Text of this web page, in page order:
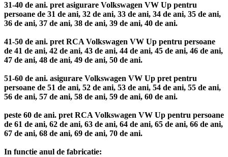
31-40 de ani. pret asigurare Volkswagen VW Up pentru
persoane de 31 de ani, 32 de ani, 33 de ani, 34 de ani, 35 de ani,
36 de ani, 37 de ani, 38 de ani, 39 de ani, 40 de ani.
41-50 de ani. pret RCA Volkswagen VW Up pentru persoane
de 41 de ani, 42 de ani, 43 de ani, 44 de ani, 45 de ani, 46 de ani,
47 de ani, 48 de ani, 49 de ani, 50 de ani.
51-60 de ani. asigurare Volkswagen VW Up pret pentru
persoane de 51 de ani, 52 de ani, 53 de ani, 54 de ani, 55 de ani,
56 de ani, 57 de ani, 58 de ani, 59 de ani, 60 de ani.
peste 60 de ani. pret RCA Volkswagen VW Up pentru persoane
de 61 de ani, 62 de ani, 63 de ani, 64 de ani, 65 de ani, 66 de ani,
67 de ani, 68 de ani, 69 de ani, 70 de ani.
In functie anul de fabricatie: